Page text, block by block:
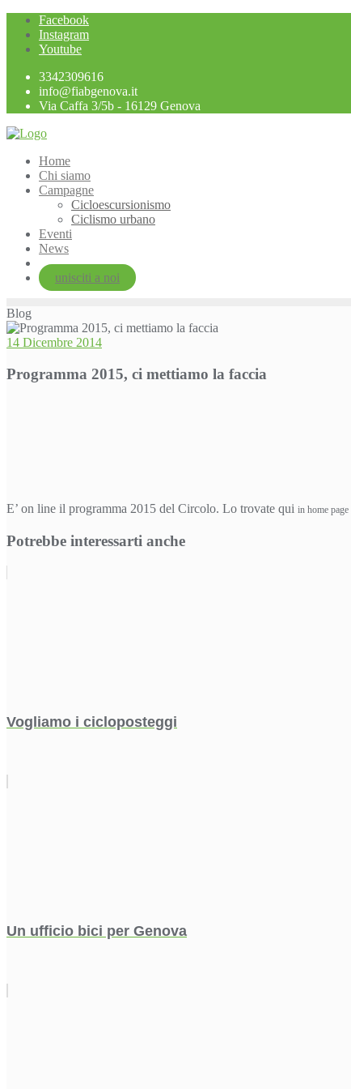
Skip
content
Facebook
Instagram
Youtube
3342309616
info@fiabgenova.it
Via Caffa 3/5b - 16129 Genova
Home
Chi siamo
Campagne
Cicloescursionismo
Ciclismo urbano
Eventi
News
unisciti a noi
Blog
14 Dicembre 2014
Programma 2015, ci mettiamo la faccia
E’ on line il programma 2015 del Circolo. Lo trovate qui in home page
Potrebbe interessarti anche
Vogliamo i cicloposteggi
Un ufficio bici per Genova